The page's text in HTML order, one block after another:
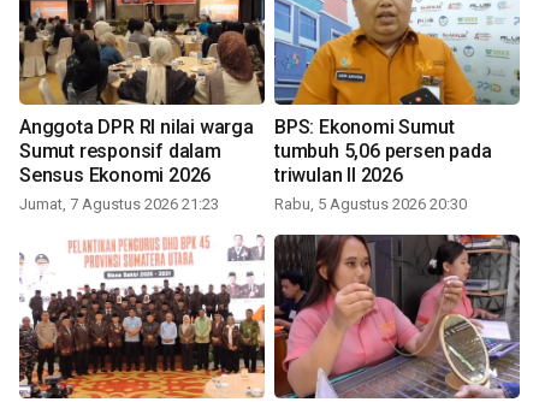
Anggota DPR RI nilai warga
Sumut responsif dalam
Sensus Ekonomi 2026
Jumat, 7 Agustus 2026 21:23
BPS: Ekonomi Sumut
tumbuh 5,06 persen pada
triwulan II 2026
Rabu, 5 Agustus 2026 20:30